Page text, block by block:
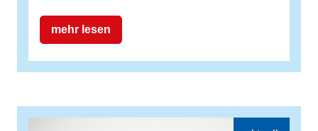
mehr lesen